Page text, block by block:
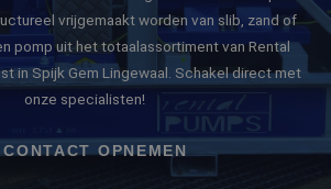
vrijgemaakt worden van slib, zand of
pomp uit het totaalassortiment van Rental
in Spijk Gem Lingewaal. Schakel direct met
onze specialisten!
CONTACT OPNEMEN